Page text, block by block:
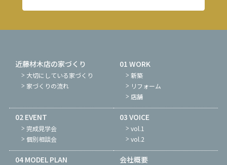
近藤材木店の家づくり
大切にしている家づくり
家づくりの流れ
01 WORK
新築
リフォーム
店舗
02 EVENT
完成見学会
個別相談会
03 VOICE
vol.1
vol.2
04 MODEL PLAN 会社概要